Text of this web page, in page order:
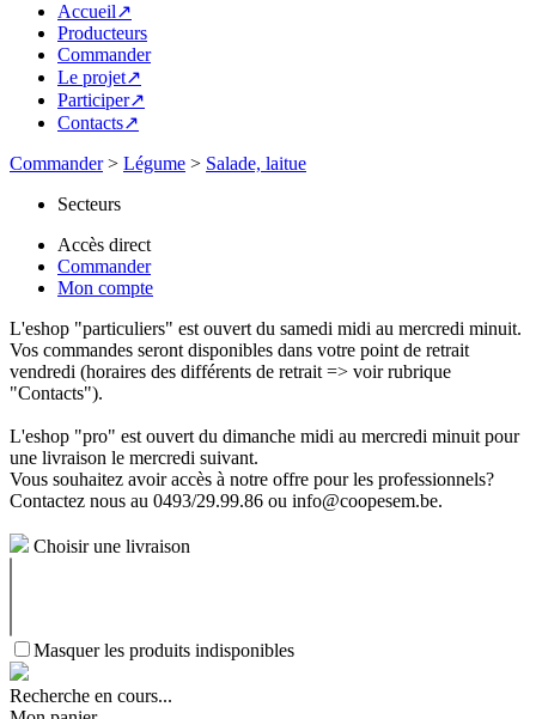
Accueil↗
Producteurs
Commander
Le projet↗
Participer↗
Contacts↗
Commander> Légume > Salade, laitue
Secteurs
Accès direct
Commander
Mon compte
L'eshop "particuliers" est ouvert du samedi midi au mercredi minuit.
Vos commandes seront disponibles dans votre point de retrait
vendredi (horaires des différents de retrait => voir rubrique
"Contacts").
L'eshop "pro" est ouvert du dimanche midi au mercredi minuit pour
une livraison le mercredi suivant.
Vous souhaitez avoir accès à notre offre pour les professionnels?
Contactez nous au 0493/29.99.86 ou info@coopesem.be.
Choisir une livraison
Masquer les produits indisponibles
Recherche en cours...